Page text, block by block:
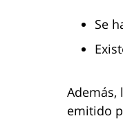
Se
Además,
emitido